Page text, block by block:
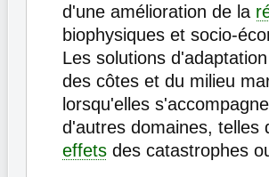
d'une amélioration de la
biophysiques et socio-
Les solutions
des côtes et du milieu
lorsqu'elles
d'autres domaines, telles
effets des catastrophes